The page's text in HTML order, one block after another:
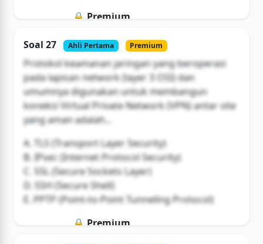
🔒 Premium
Buka Akses
Soal 27 Ahli Pertama Premium
Protokol keamanan jaringan yang beroperasi
pada lapisan network (layer 3 OSI) dan
umumnya digunakan untuk membangun
koneksi Virtual Private Network (VPN) antar site
yang aman adalah...
A. TLS (Transport Layer Security)
B. IPsec (Internet Protocol Security)
C. SSL (Secure Sockets Layer)
D. SSH (Secure Shell)
E. PPTP (Point-to-Point Tunneling Protocol)
🔒 Premium